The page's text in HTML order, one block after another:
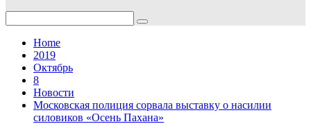
for:
Home
2019
Октябрь
8
Новости
Московская полиция сорвала выставку о насилии
силовиков «Осень Пахана»